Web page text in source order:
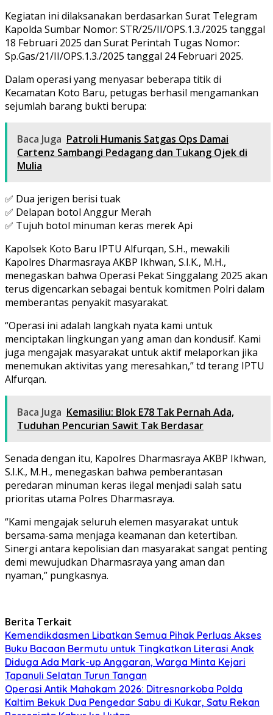
Kegiatan ini dilaksanakan berdasarkan Surat Telegram
Kapolda Sumbar Nomor: STR/25/II/OPS.1.3./2025 tanggal
18 Februari 2025 dan Surat Perintah Tugas Nomor:
Sp.Gas/21/II/OPS.1.3./2025 tanggal 24 Februari 2025.
Dalam operasi yang menyasar beberapa titik di
Kecamatan Koto Baru, petugas berhasil mengamankan
sejumlah barang bukti berupa:
Baca Juga Patroli Humanis Satgas Ops Damai
Cartenz Sambangi Pedagang dan Tukang Ojek di
Mulia
✅ Dua jerigen berisi tuak
✅ Delapan botol Anggur Merah
✅ Tujuh botol minuman keras merek Api
Kapolsek Koto Baru IPTU Alfurqan, S.H., mewakili
Kapolres Dharmasraya AKBP Ikhwan, S.I.K., M.H.,
menegaskan bahwa Operasi Pekat Singgalang 2025 akan
terus digencarkan sebagai bentuk komitmen Polri dalam
memberantas penyakit masyarakat.
“Operasi ini adalah langkah nyata kami untuk
menciptakan lingkungan yang aman dan kondusif. Kami
juga mengajak masyarakat untuk aktif melaporkan jika
menemukan aktivitas yang meresahkan,” td terang IPTU
Alfurqan.
Baca Juga Kemasiliu: Blok E78 Tak Pernah Ada,
Tuduhan Pencurian Sawit Tak Berdasar
Senada dengan itu, Kapolres Dharmasraya AKBP Ikhwan,
S.I.K., M.H., menegaskan bahwa pemberantasan
peredaran minuman keras ilegal menjadi salah satu
prioritas utama Polres Dharmasraya.
“Kami mengajak seluruh elemen masyarakat untuk
bersama-sama menjaga keamanan dan ketertiban.
Sinergi antara kepolisian dan masyarakat sangat penting
demi mewujudkan Dharmasraya yang aman dan
nyaman,” pungkasnya.
Berita Terkait
Kemendikdasmen Libatkan Semua Pihak Perluas Akses
Buku Bacaan Bermutu untuk Tingkatkan Literasi Anak
Diduga Ada Mark-up Anggaran, Warga Minta Kejari
Tapanuli Selatan Turun Tangan
Operasi Antik Mahakam 2026: Ditresnarkoba Polda
Kaltim Bekuk Dua Pengedar Sabu di Kukar, Satu Rekan